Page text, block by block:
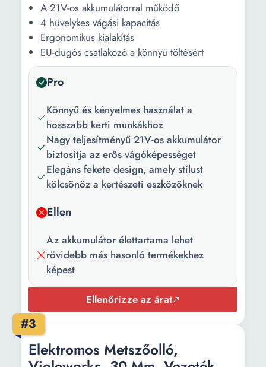
A 21V-os akkumulátorral működő
4 hüvelykes vágási kapacitás
Ergonomikus kialakítás
EU-dugós csatlakozó a könnyű töltésért
Pro
Könnyű és kényelmes használat a
hosszabb kerti munkákhoz
Nagy teljesítményű 21V-os akkumulátor
biztosítja az erős vágóképességet
Elegáns fekete design, amely stílust
kölcsönöz a kertészeti eszközöknek
Ellen
Az akkumulátor élettartama lehet
rövidebb más hasonló termékekhez
képest
Ellenőrizze az árat
#3
Elektromos Metszőolló,